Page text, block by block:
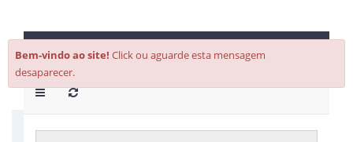
Home
Bem-vindo ao site! Click ou aguarde esta mensagem
desaparecer.